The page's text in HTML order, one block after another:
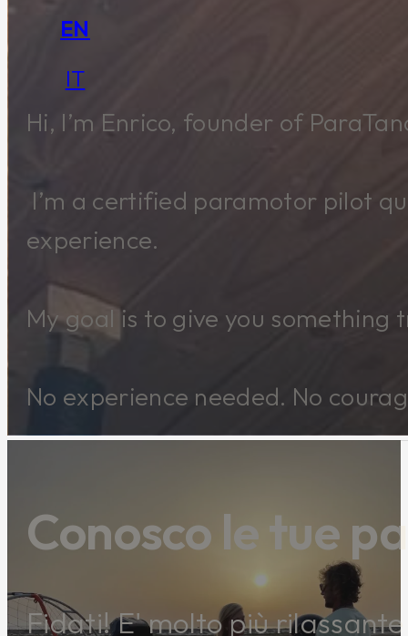
EN
IT
Hi, I’m Enrico, founder of
I’m a certified paramotor pilot
experience.
My goal is to give you
No experience needed. No
Conosco le tue
Fidati! E' molto più